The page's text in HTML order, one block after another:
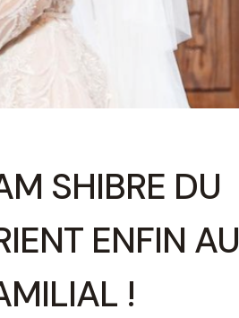
SHIBRE DU
ENFIN AU
!